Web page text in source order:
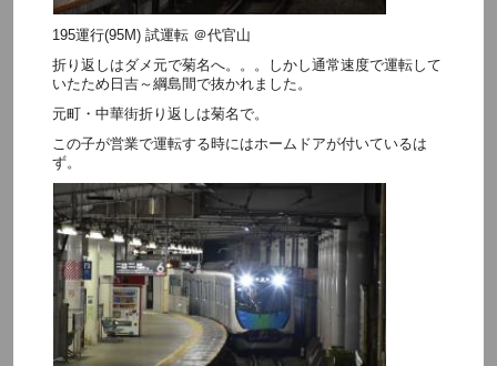
195運行(95M) 試運転 ＠代官山
折り返しはダメ元で菊名へ。。。しかし通常速度で運転して
いたため日吉～綱島間で抜かれました。
元町・中華街折り返しは菊名で。
この子が営業で運転する時にはホームドアが付いているは
ず。